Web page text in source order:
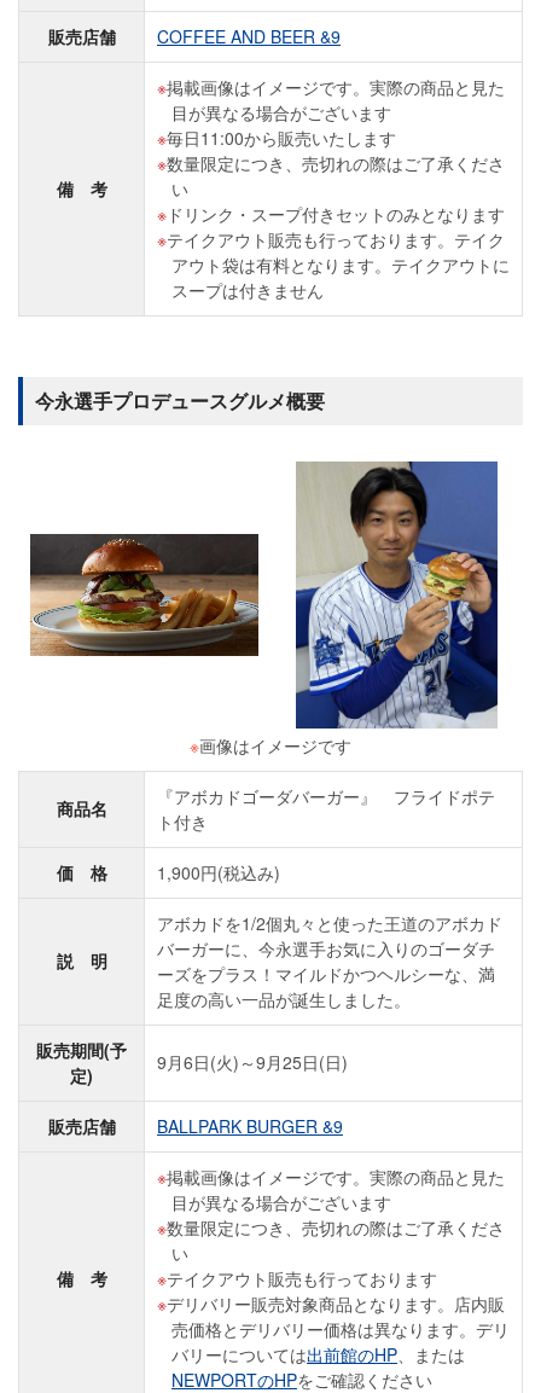
販売店舗 COFFEE AND BEER &9
備 考
掲載画像はイメージです。実際の商品と見た
目が異なる場合がございます
毎日11:00から販売いたします
数量限定につき、売切れの際はご了承くださ
い
ドリンク・スープ付きセットのみとなります
テイクアウト販売も行っております。テイク
アウト袋は有料となります。テイクアウトに
スープは付きません
今永選手プロデュースグルメ概要
※画像はイメージです
商品名
『アボカドゴーダバーガー』 フライドポテ
ト付き
価 格 1,900円(税込み)
説 明
アボカドを1/2個丸々と使った王道のアボカド
バーガーに、今永選手お気に入りのゴーダチ
ーズをプラス！マイルドかつヘルシーな、満
足度の高い一品が誕生しました。
販売期間(予
定)
9月6日(火)～9月25日(日)
販売店舗 BALLPARK BURGER &9
備 考
掲載画像はイメージです。実際の商品と見た
目が異なる場合がございます
数量限定につき、売切れの際はご了承くださ
い
テイクアウト販売も行っております
デリバリー販売対象商品となります。店内販
売価格とデリバリー価格は異なります。デリ
バリーについては出前館のHP、または
NEWPORTのHPをご確認ください